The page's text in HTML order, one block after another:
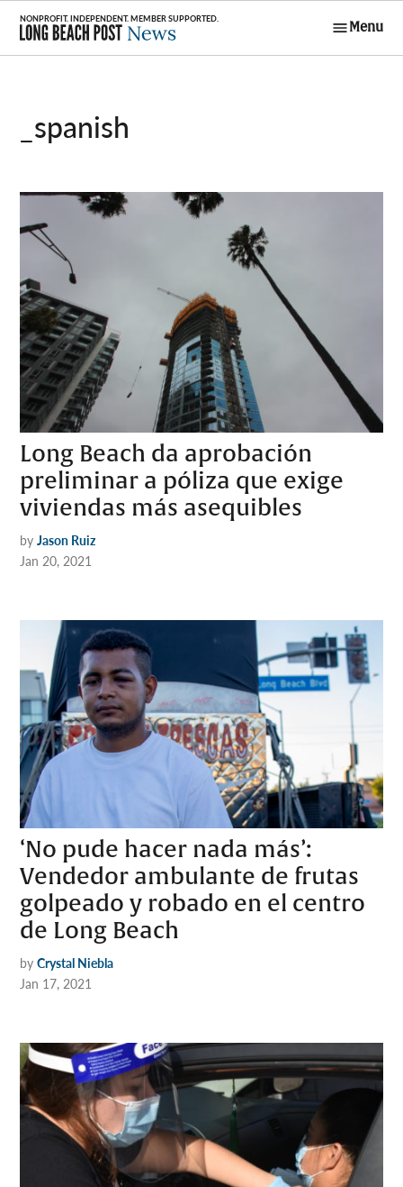
Skip
content
Menu
_spanish
Long Beach da aprobación
preliminar a póliza que exige
viviendas más asequibles
by Jason Ruiz
Jan 20, 2021
‘No pude hacer nada más’:
Vendedor ambulante de frutas
golpeado y robado en el centro
de Long Beach
by Crystal Niebla
Jan 17, 2021